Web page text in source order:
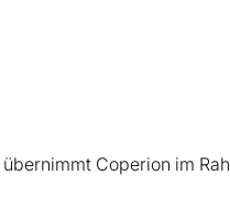
Coperion im